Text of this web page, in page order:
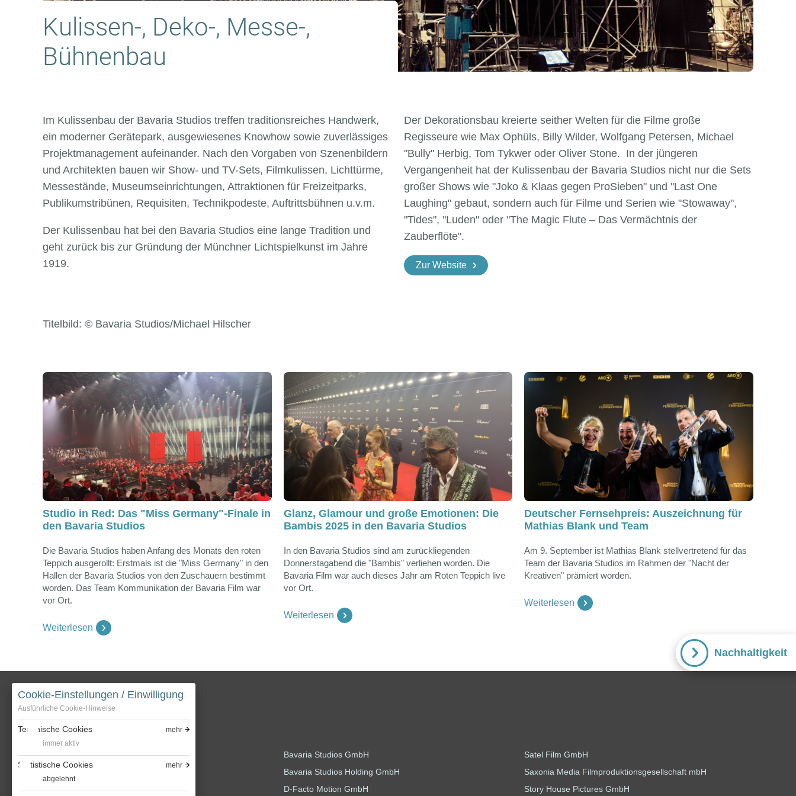
Cookie-Einstellungen / Einwilligung
Ausführliche Cookie-Hinweise
Technische Cookies
mehr
immer aktiv
Statistische Cookies
mehr
abgelehnt
Kulissen-, Deko-, Messe-,
Bühnenbau
Im Kulissenbau der Bavaria Studios treffen traditionsreiches Handwerk,
ein moderner Gerätepark, ausgewiesenes Knowhow sowie zuverlässiges
Projektmanagement aufeinander. Nach den Vorgaben von Szenenbildern
und Architekten bauen wir Show- und TV-Sets, Filmkulissen, Lichttürme,
Messestände, Museumseinrichtungen, Attraktionen für Freizeitparks,
Publikumstribünen, Requisiten, Technikpodeste, Auftrittsbühnen u.v.m.
Der Kulissenbau hat bei den Bavaria Studios eine lange Tradition und
geht zurück bis zur Gründung der Münchner Lichtspielkunst im Jahre
1919.
Der Dekorationsbau kreierte seither Welten für die Filme große
Regisseure wie Max Ophüls, Billy Wilder, Wolfgang Petersen, Michael
"Bully" Herbig, Tom Tykwer oder Oliver Stone. In der jüngeren
Vergangenheit hat der Kulissenbau der Bavaria Studios nicht nur die Sets
großer Shows wie "Joko & Klaas gegen ProSieben" und "Last One
Laughing" gebaut, sondern auch für Filme und Serien wie "Stowaway",
"Tides", "Luden" oder "The Magic Flute – Das Vermächtnis der
Zauberflöte".
Zur Website
Titelbild: © Bavaria Studios/Michael Hilscher
Studio in Red: Das "Miss Germany"-Finale in
den Bavaria Studios
Die Bavaria Studios haben Anfang des Monats den roten
Teppich ausgerollt: Erstmals ist die "Miss Germany" in den
Hallen der Bavaria Studios von den Zuschauern bestimmt
worden. Das Team Kommunikation der Bavaria Film war
vor Ort.
Weiterlesen
Glanz, Glamour und große Emotionen: Die
Bambis 2025 in den Bavaria Studios
In den Bavaria Studios sind am zurückliegenden
Donnerstagabend die "Bambis" verliehen worden. Die
Bavaria Film war auch dieses Jahr am Roten Teppich live
vor Ort.
Weiterlesen
Deutscher Fernsehpreis: Auszeichnung für
Mathias Blank und Team
Am 9. September ist Mathias Blank stellvertretend für das
Team der Bavaria Studios im Rahmen der "Nacht der
Kreativen" prämiert worden.
Weiterlesen
Nachhaltigkeit
Bavaria Entertainment GmbH
Bavaria Filmstadt
Bavaria Studios GmbH
Bavaria Studios Holding GmbH
D-Facto Motion GmbH
Satel Film GmbH
Saxonia Media Filmproduktionsgesellschaft mbH
Story House Pictures GmbH